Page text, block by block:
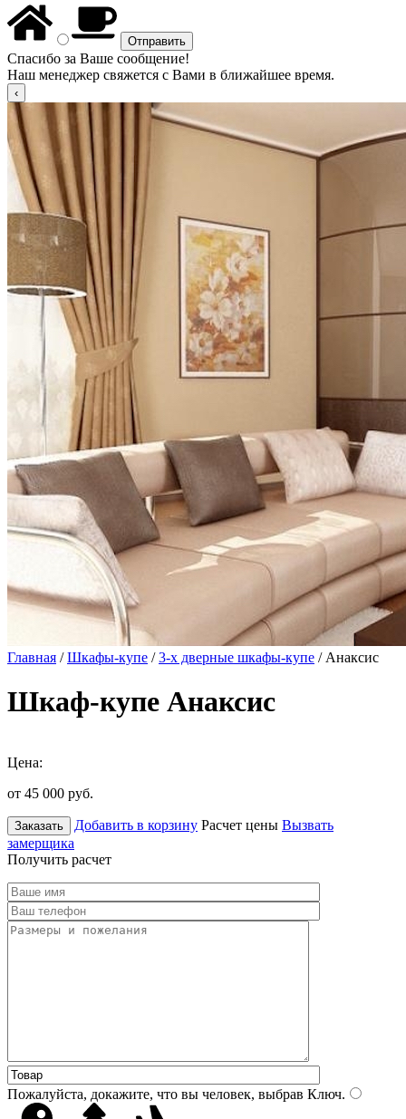
Спасибо за Ваше сообщение!
Наш менеджер свяжется с Вами в ближайшее время.
Главная /Шкафы-купе /3-х дверные шкафы-купе / Анаксис
Шкаф-купе Анаксис
Цена:
от 45 000 руб.
Заказать Добавить в корзину Расчет цены Вызвать
замерщика
Получить расчет
Пожалуйста, докажите, что вы человек, выбрав Ключ.